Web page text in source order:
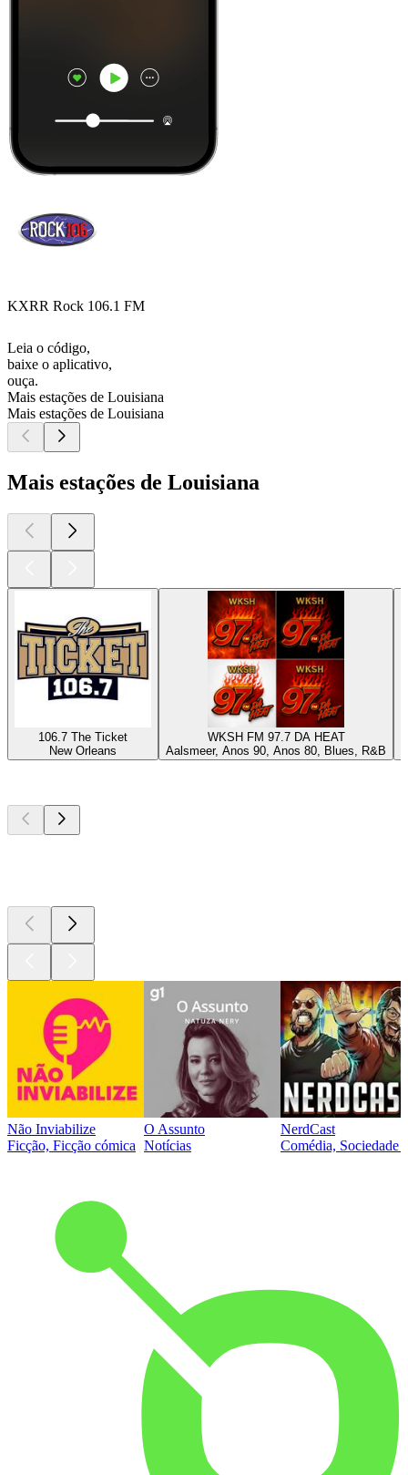
KXRR Rock 106.1 FM
Leia o código,
baixe o aplicativo,
ouça.
Mais estações de Louisiana
Mais estações de Louisiana
Mais estações de Louisiana
106.7 The Ticket
New Orleans
WKSH FM 97.7 DA HEAT
Aalsmeer, Anos 90, Anos 80, Blues, R&B
Não Inviabilize
Ficção, Ficção cómica
O Assunto
Notícias
NerdCast
Comédia, Sociedade